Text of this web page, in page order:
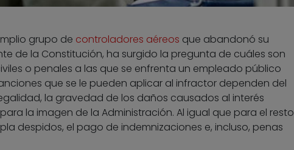
grupo de controladores aéreos que abandonó su
de la Constitución, ha surgido la pregunta de cuáles son
o penales a las que se enfrenta un empleado público
que se le pueden aplicar al infractor dependen del
la gravedad de los daños causados al interés
la imagen de la Administración. Al igual que para el resto
despidos, el pago de indemnizaciones e, incluso, penas